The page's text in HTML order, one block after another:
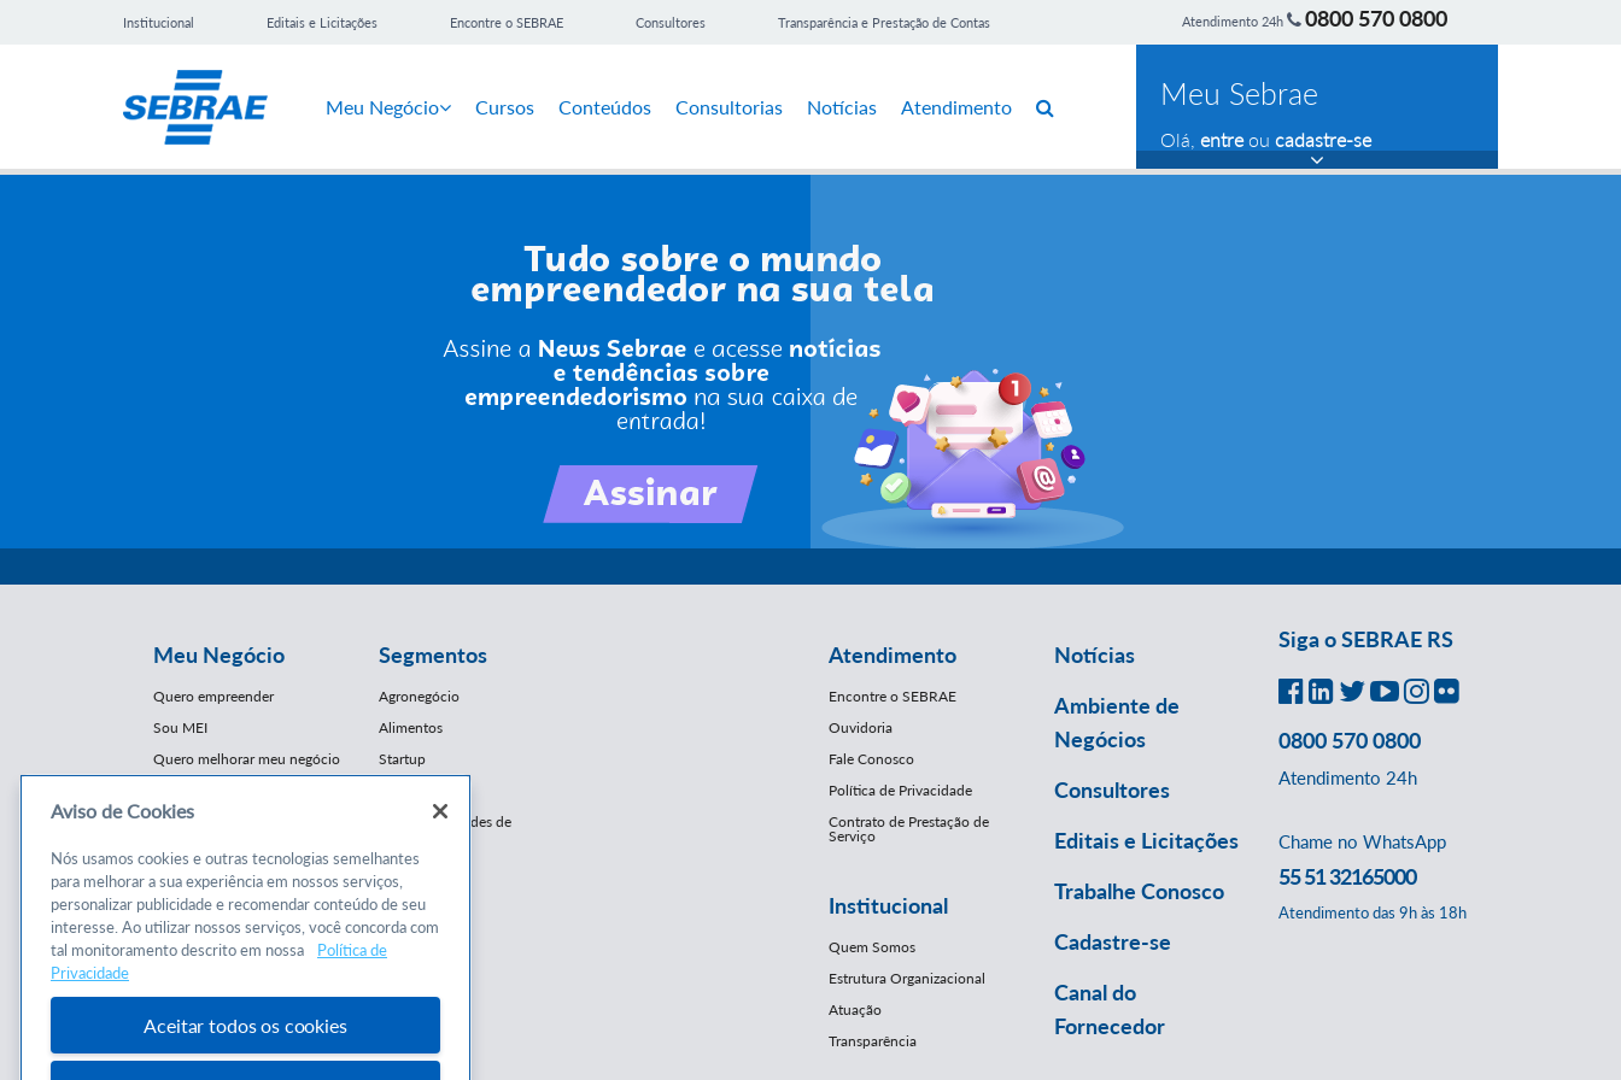
Institucional Editais e Licitações Encontre o SEBRAE Consultores Transparência e Prestação de Contas Atendimento 24h 0800 570 0800
Meu Negócio Cursos Conteúdos Consultorias Notícias Atendimento Meu Sebrae
Olá, entreou cadastre-se
Meu Negócio
Quero empreender
Sou MEI
Quero melhorar meu negócio
Cursos e
Conteúdos
Cursos
Consultorias
Programas
Segmentos
Agronegócio
Alimentos
Startup
Franquias / Redes de
Moda
Moveleiro
Saúde
Turismo
Mercopar
Atendimento
Encontre o SEBRAE
Ouvidoria
Fale Conosco
Política de Privacidade
Contrato de Prestação de
Serviço
Institucional
Quem Somos
Estrutura Organizacional
Atuação
Transparência
Notícias
Ambiente de
Negócios
Consultores
Editais e Licitações
Trabalhe Conosco
Cadastre-se
Canal do
Fornecedor
Siga o SEBRAE RS
0800 570 0800
Atendimento 24h
Chame no WhatsApp
55 51 32165000
Atendimento das 9h às 18h
Aviso de Cookies
Nós usamos cookies e outras tecnologias semelhantes
para melhorar a sua experiência em nossos serviços,
personalizar publicidade e recomendar conteúdo de seu
interesse. Ao utilizar nossos serviços, você concorda com
tal monitoramento descrito em nossa
Política de
Privacidade
Aceitar todos os cookies